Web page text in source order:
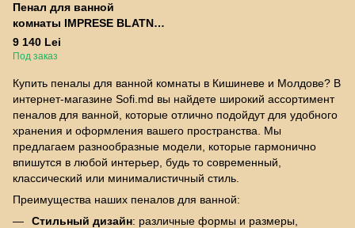
Пенал для ванной
комнаты IMPRESE BLATNA
f3283W
подвесной 150*40*35см бе
9 140 Lei
Под заказ
Купить пеналы для ванной комнаты в Кишиневе и Молдове? В
интернет-магазине Sofi.md вы найдете широкий ассортимент
пеналов для ванной, которые отлично подойдут для удобного
хранения и оформления вашего пространства. Мы
предлагаем разнообразные модели, которые гармонично
впишутся в любой интерьер, будь то современный,
классический или минималистичный стиль.
Преимущества наших пеналов для ванной:
Стильный дизайн: различные формы и размеры,